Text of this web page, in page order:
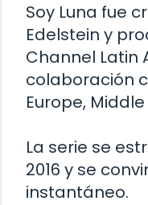
Soy Luna fue
Edelstein y
Channel Latin
colaboración
Europe,
La serie se
2016 y se
instantáneo.